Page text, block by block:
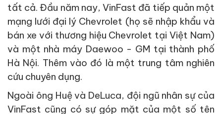
tất cả. Đầu năm nay, VinFast đã tiếp quản một
mạng lưới đại lý Chevrolet (họ sẽ nhập khẩu và
bán xe với thương hiệu Chevrolet tại Việt Nam)
và một nhà máy Daewoo - GM tại thành phố
Hà Nội. Thêm vào đó là một trung tâm nghiên
cứu chuyên dụng.
Ngoài ông Huệ và DeLuca, đội ngũ nhân sự của
VinFast cũng có sự góp mặt của một số tên